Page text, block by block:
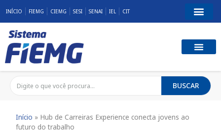
INÍCIO FIEMG CIEMG SESI SENAI IEL CIT
BUSCAR
Início » Hub de Carreiras Experience conecta jovens ao
futuro do trabalho